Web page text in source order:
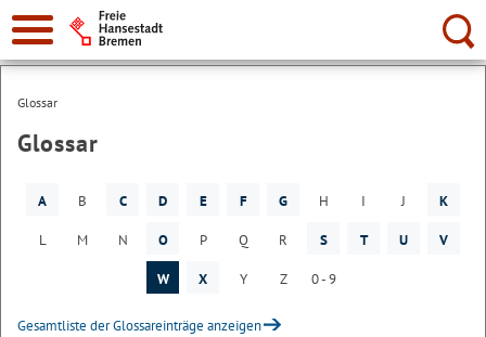
Suche:
Glossar
Glossar
A B C D E F G H I J K
L M N O P Q R S T U V
W X Y Z 0 - 9
Gesamtliste der Glossareinträge anzeigen